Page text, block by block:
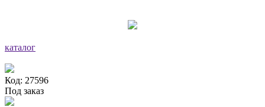
каталог
Код: 27596
Под заказ